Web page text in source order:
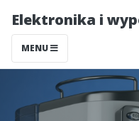
Elektronika i
MENU